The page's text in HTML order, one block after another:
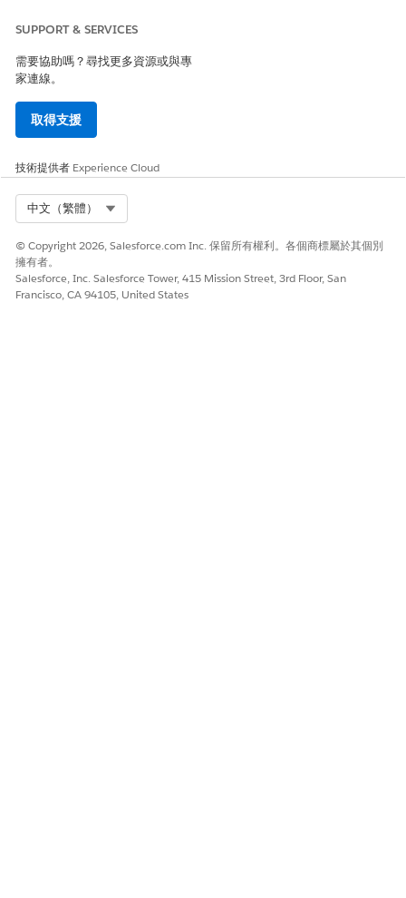
SUPPORT & SERVICES
需要協助嗎？尋找更多資源或與專
家連線。
取得支援
技術提供者 Experience Cloud
中文（繁體）
© Copyright 2026, Salesforce.com Inc. 保留所有權利。各個商標屬於其個別
擁有者。
Salesforce, Inc. Salesforce Tower, 415 Mission Street, 3rd Floor, San
Francisco, CA 94105, United States